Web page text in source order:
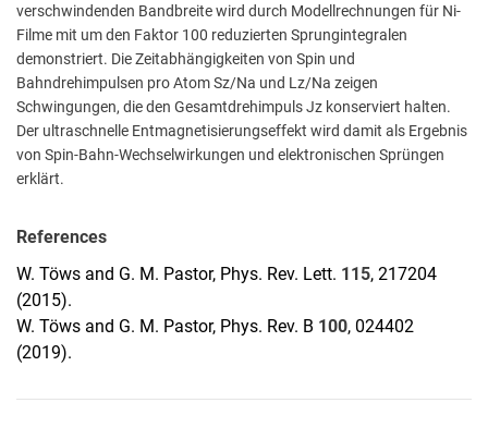
verschwindenden Bandbreite wird durch Modellrechnungen für Ni-
Filme mit um den Faktor 100 reduzierten Sprungintegralen
demonstriert. Die Zeitabhängigkeiten von Spin und
Bahndrehimpulsen pro Atom Sz/Na und Lz/Na zeigen
Schwingungen, die den Gesamtdrehimpuls Jz konserviert halten.
Der ultraschnelle Entmagnetisierungseffekt wird damit als Ergebnis
von Spin-Bahn-Wechselwirkungen und elektronischen Sprüngen
erklärt.
References
W. Töws and G. M. Pastor, Phys. Rev. Lett. 115, 217204
(2015).
W. Töws and G. M. Pastor, Phys. Rev. B 100, 024402
(2019).